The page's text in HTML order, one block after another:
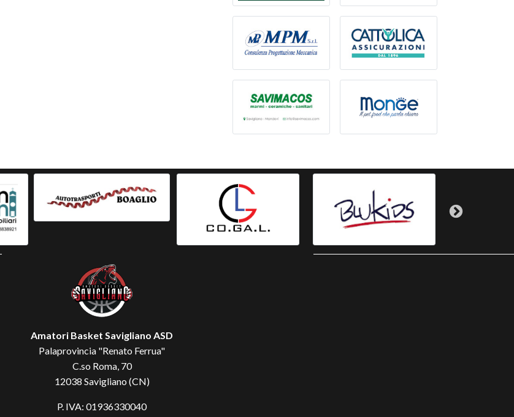
Amatori Basket Savigliano ASD
Palaprovincia "Renato Ferrua"
C.so Roma, 70
12038 Savigliano (CN)
P. IVA: 01936330040